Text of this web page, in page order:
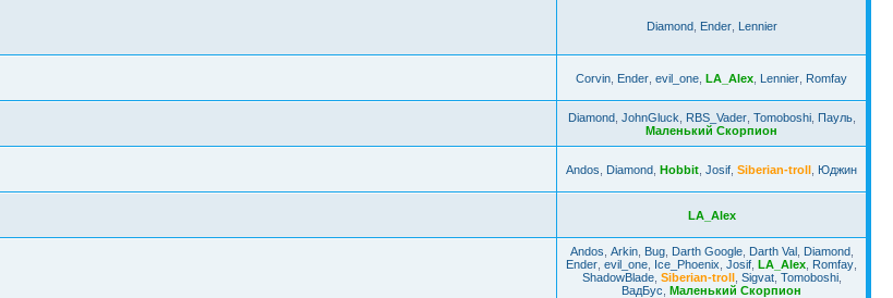
Diamond, Ender, Lennier
Corvin Ender evil_one LA_Alex Lennier Romfay
Diamond, JohnGluck RBS_Vader, Tomoboshi, Пауль,
Маленький Скорпион
Andos Diamond Hobbit Josif Siberian-troll Юджин
LA_Alex
Andos Arkin, Bug, Darth Google, Darth Val, Diamond,
Ender evil_one Ice_Phoenix Josif LA_Alex Romfay
ShadowBlade, Siberian-troll, Sigvat, Tomoboshi,
ВадБус Маленький Скорпион